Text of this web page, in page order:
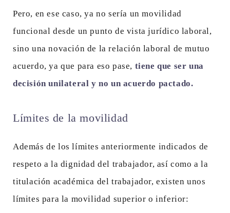
Pero, en ese caso, ya no sería un movilidad
funcional desde un punto de vista jurídico laboral,
sino una novación de la relación laboral de mutuo
acuerdo, ya que para eso pase, tiene que ser una
decisión unilateral y no un acuerdo pactado.
Límites de la movilidad
Además de los límites anteriormente indicados de
respeto a la dignidad del trabajador, así como a la
titulación académica del trabajador, existen unos
límites para la movilidad superior o inferior: